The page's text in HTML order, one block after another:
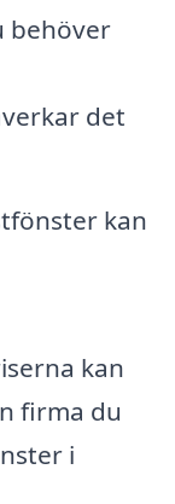
behöver
det
kan
kan
firma du
i